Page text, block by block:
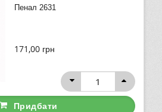
Пенал 2631
171,00 грн
Придбати